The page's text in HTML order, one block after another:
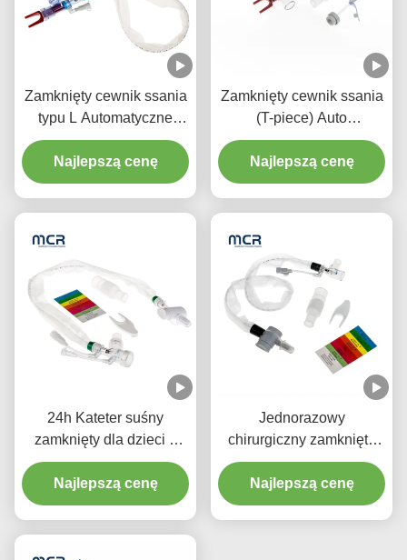
Zamknięty cewnik ssania
typu L Automatyczne
spłukiwanie 10fr 72h
Podwójny obrotowy
łokieć dla szpitala
Najlepszą cenę
Zamknięty cewnik ssania
(T-piece) Auto
spłukiwanie 72H dla
dorosłych
Najlepszą cenę
24h Kateter suśny
zamknięty dla dzieci z
trzema złączami Y-piece
Najlepszą cenę
Jednorazowy
chirurgiczny zamknięty
układ ssania
noworodki/pediatria-
łokcie
Najlepszą cenę